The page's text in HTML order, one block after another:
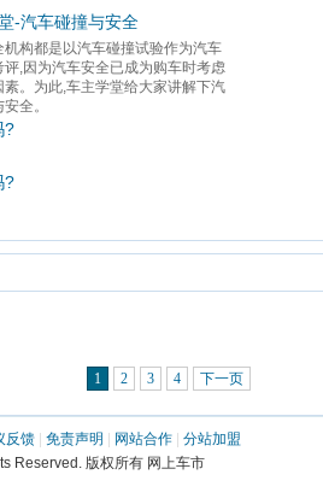
-汽车碰撞与安全
机构都是以汽车碰撞试验作为汽车
评,因为汽车安全已成为购车时考虑
素。为此,车主学堂给大家讲解下汽
全。
?
?
1 2 3 4 下一页
反馈 免责声明 网站合作
分站加盟
Reserved. 版权所有 网上车市